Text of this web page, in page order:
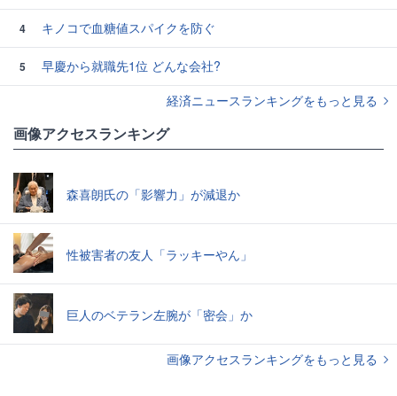
4 キノコで血糖値スパイクを防ぐ
5
早慶から就職先1位 どんな会社?
経済ニュースランキングをもっと見る
画像アクセスランキング
森喜朗氏の「影響力」が減退か
性被害者の友人「ラッキーやん」
巨人のベテラン左腕が「密会」か
画像アクセスランキングをもっと見る